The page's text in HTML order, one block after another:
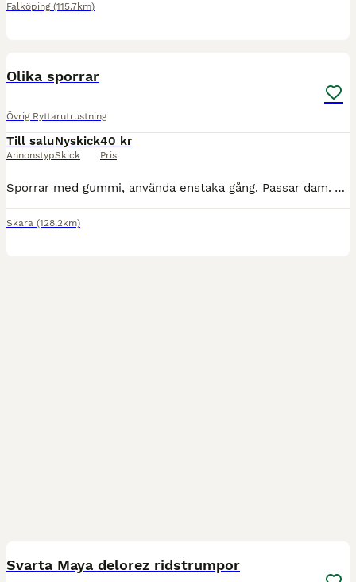
Falköping (115.7km)
Olika sporrar
Övrig Ryttarutrustning
Till salu
Annonstyp
Nyskick
Skick
40 kr
Pris
Sporrar med gummi, använda enstaka gång. Passar dam. 75kr Sporrar utan gummi, använda enstaka gång. Storlek junior. 40kr Finns utanför Götene men kan skickas eller mötas upp.
Skara (128.2km)
Svarta Maya delorez ridstrumpor